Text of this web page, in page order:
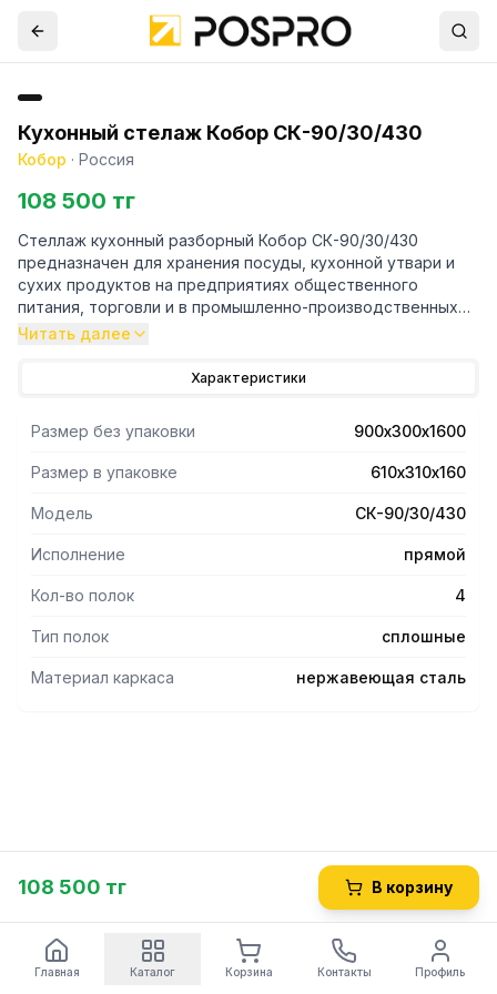
Кухонный стелаж Кобор СК-90/30/430
Кобор · Россия
108 500 тг
Стеллаж кухонный разборный Кобор СК-90/30/430
предназначен для хранения посуды, кухонной утвари и
сухих продуктов на предприятиях общественного
питания, торговли и в промышленно-производственных
помещении.
- Каркас выполнен в виде уголка 40х40 мм из
каскадным образом.
- Уникальная система крепления полок обеспечивает
жёсткость конструкции стеллажа.
- Ножки регулируются по высоте, что помогает избежать
- Опоры регуляторов высоты не подвержены коррозии во
-Стеллаж имеет разборную конструкцию, что является
Читать далее
Характеристики
Размер без упаковки 900х300х1600
Размер в упаковке 610х310х160
Модель СК-90/30/430
Исполнение прямой
Кол-во полок 4
Тип полок сплошные
Материал каркаса нержавеющая сталь
108 500 тг В корзину
Главная Каталог Корзина Контакты Профиль